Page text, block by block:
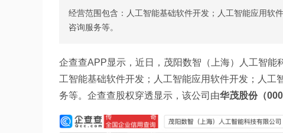
经营范围包含：人工智能基础软件开发；人工智能应用软
咨询服务等。
企查查APP显示，近日，茂阳数智（上海）人工智能
工智能基础软件开发；人工智能应用软件开发；人
务等。企查查股权穿透显示，该公司由华茂股份（